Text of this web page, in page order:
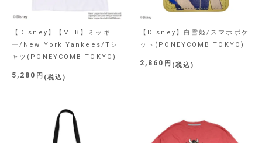
【Disney】【MLB】ミッキ
ー/New York Yankees/Tシ
ャツ(PONEYCOMB TOKYO)
5,280 税込
【Disney】白雪姫/スマホポケ
ット(PONEYCOMB TOKYO)
2,860 税込